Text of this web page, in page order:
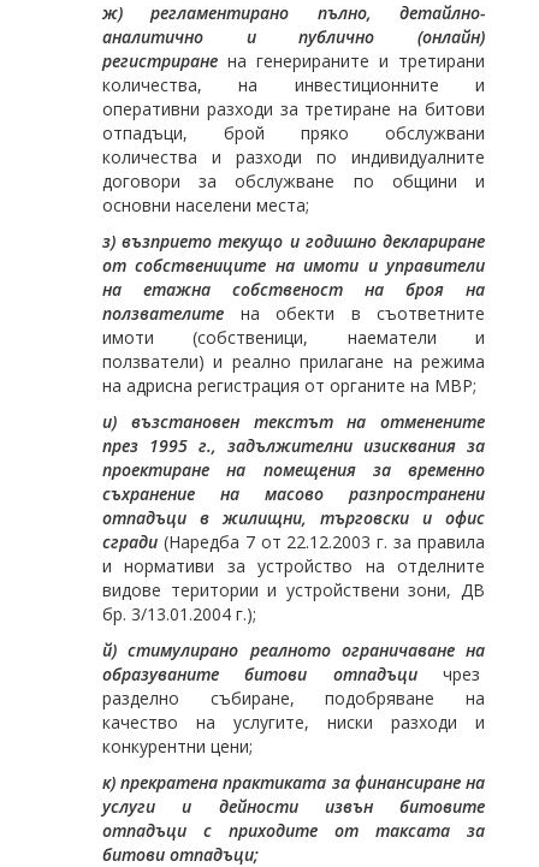
ж) регламентирано пълно, детайлно-
аналитично и публично (онлайн)
регистриране на генерираните и третирани
количества, на инвестиционните и
оперативни разходи за третиране на битови
отпадъци, брой пряко обслужвани
количества и разходи по индивидуалните
договори за обслужване по общини и
основни населени места;
з) възприето текущо и годишно деклариране
от собствениците на имоти и управители
на етажна собственост на броя на
ползвателите на обекти в съответните
имоти (собственици, наематели и
ползватели) и реално прилагане на режима
на адрисна регистрация от органите на МВР;
и) възстановен текстът на отменените
през 1995 г., задължителни изисквания за
проектиране на помещения за временно
съхранение на масово разпространени
отпадъци в жилищни, търговски и офис
сгради (Наредба 7 от 22.12.2003 г. за правила
и нормативи за устройство на отделните
видове територии и устройствени зони, ДВ
бр. 3/13.01.2004 г.);
й) стимулирано реалното ограничаване на
образуваните битови отпадъци чрез
разделно събиране, подобряване на
качество на услугите, ниски разходи и
конкурентни цени;
к) прекратена практиката за финансиране на
услуги и дейности извън битовите
отпадъци с приходите от таксата за
битови отпадъци;